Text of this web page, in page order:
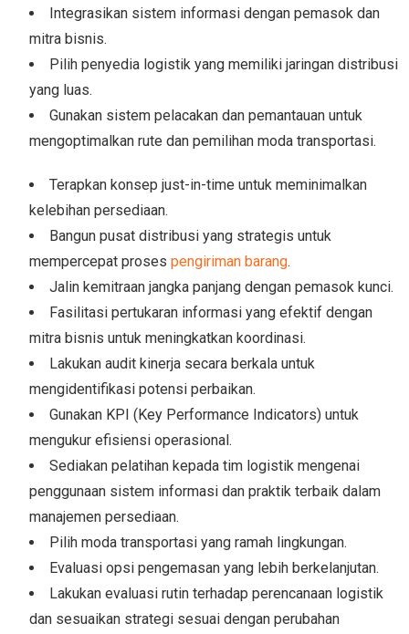
Integrasikan sistem informasi dengan pemasok dan
mitra bisnis.
Pilih penyedia logistik yang memiliki jaringan distribusi
yang luas.
Gunakan sistem pelacakan dan pemantauan untuk
mengoptimalkan rute dan pemilihan moda transportasi.
Terapkan konsep just-in-time untuk meminimalkan
kelebihan persediaan.
Bangun pusat distribusi yang strategis untuk
mempercepat proses pengiriman barang.
Jalin kemitraan jangka panjang dengan pemasok kunci.
Fasilitasi pertukaran informasi yang efektif dengan
mitra bisnis untuk meningkatkan koordinasi.
Lakukan audit kinerja secara berkala untuk
mengidentifikasi potensi perbaikan.
Gunakan KPI (Key Performance Indicators) untuk
mengukur efisiensi operasional.
Sediakan pelatihan kepada tim logistik mengenai
penggunaan sistem informasi dan praktik terbaik dalam
manajemen persediaan.
Pilih moda transportasi yang ramah lingkungan.
Evaluasi opsi pengemasan yang lebih berkelanjutan.
Lakukan evaluasi rutin terhadap perencanaan logistik
dan sesuaikan strategi sesuai dengan perubahan